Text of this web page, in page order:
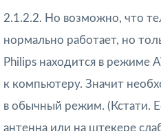
2.1.2.2. Но возможно, что
нормально работает, но
Philips находится в режиме
к компьютеру. Значит
в обычный режим. (Кстати.
антенна или на штекере